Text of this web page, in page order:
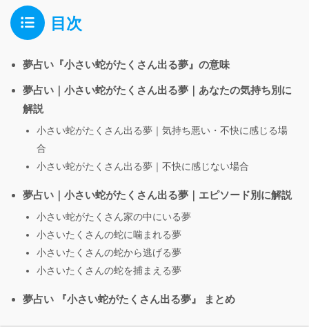
目次
夢占い『小さい蛇がたくさん出る夢』の意味
夢占い｜小さい蛇がたくさん出る夢｜あなたの気持ち別に
解説
小さい蛇がたくさん出る夢｜気持ち悪い・不快に感じる場
合
小さい蛇がたくさん出る夢｜不快に感じない場合
夢占い｜小さい蛇がたくさん出る夢｜エピソード別に解説
小さい蛇がたくさん家の中にいる夢
小さいたくさんの蛇に噛まれる夢
小さいたくさんの蛇から逃げる夢
小さいたくさんの蛇を捕まえる夢
夢占い 『小さい蛇がたくさん出る夢』 まとめ